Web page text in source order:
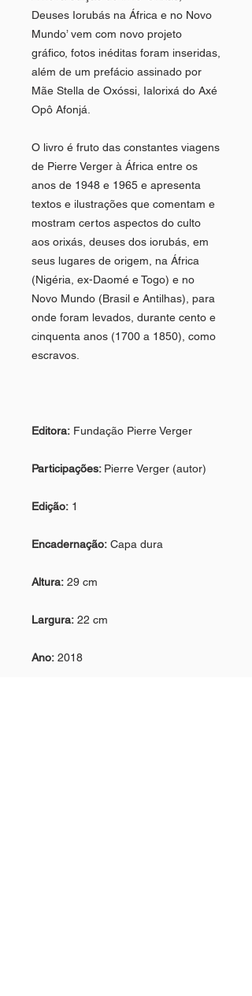
Deuses Iorubás na África e no Novo
Mundo’ vem com novo projeto
gráfico, fotos inéditas foram inseridas,
além de um prefácio assinado por
Mãe Stella de Oxóssi, Ialorixá do Axé
Opô Afonjá.
O livro é fruto das constantes viagens
de Pierre Verger à África entre os
anos de 1948 e 1965 e apresenta
textos e ilustrações que comentam e
mostram certos aspectos do culto
aos orixás, deuses dos iorubás, em
seus lugares de origem, na África
(Nigéria, ex-Daomé e Togo) e no
Novo Mundo (Brasil e Antilhas), para
onde foram levados, durante cento e
cinquenta anos (1700 a 1850), como
escravos.
Editora: Fundação Pierre Verger
Participações: Pierre Verger (autor)
Edição: 1
Encadernação: Capa dura
Altura: 29 cm
Largura: 22 cm
Ano: 2018